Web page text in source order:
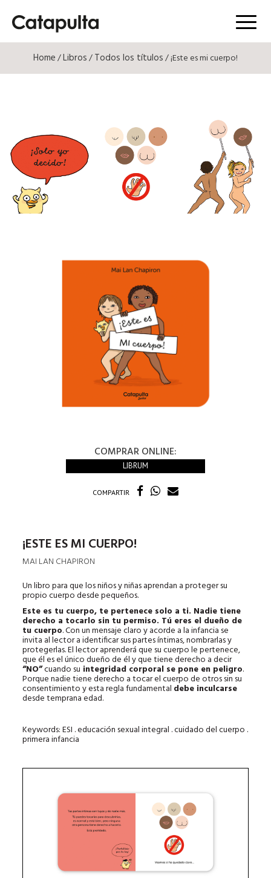
Menú
Home/Libros/Todos los títulos/ ¡Este es mi cuerpo!
COMPRAR ONLINE:
LIBRUM
COMPARTIR
¡ESTE ES MI CUERPO!
MAI LAN CHAPIRON
Un libro para que los niños y niñas aprendan a proteger su
propio cuerpo desde pequeños.
Este es tu cuerpo, te pertenece solo a ti. Nadie tiene
derecho a tocarlo sin tu permiso. Tú eres el dueño de
tu cuerpo. Con un mensaje claro y acorde a la infancia se
invita al lector a identificar sus partes íntimas, nombrarlas y
protegerlas. El lector aprenderá que su cuerpo le pertenece,
que él es el único dueño de él y que tiene derecho a decir
“NO”cuando su integridad corporal se pone en peligro.
Porque nadie tiene derecho a tocar el cuerpo de otros sin su
consentimiento y esta regla fundamental debe inculcarse
desde temprana edad.
Keywords: ESI . educación sexual integral . cuidado del cuerpo .
primera infancia